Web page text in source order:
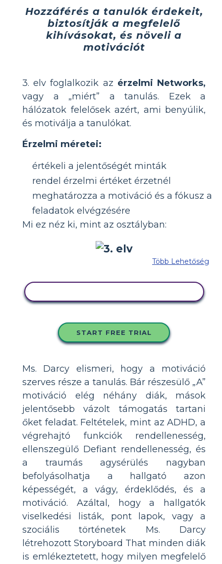
Hozzáférés a tanulók érdekeit,
biztosítják a megfelelő
kihívásokat, és növeli a
motivációt
3. elv foglalkozik az érzelmi Networks,
vagy a „miért” a tanulás. Ezek a
hálózatok felelősek azért, ami benyúlik,
és motiválja a tanulókat.
Érzelmi méretei:
értékeli a jelentőségét minták
rendel érzelmi értéket érzetnél
meghatározza a motiváció és a fókusz a
feladatok elvégzésére
Mi ez néz ki, mint az osztályban:
Több Lehetőség
START FREE TRIAL
Ms. Darcy elismeri, hogy a motiváció
szerves része a tanulás. Bár részesülő „A”
motiváció elég néhány diák, mások
jelentősebb vázolt támogatás tartani
őket feladat. Feltételek, mint az ADHD, a
végrehajtó funkciók rendellenesség,
ellenszegülő Defiant rendellenesség, és
a traumás agysérülés nagyban
befolyásolhatja a hallgató azon
képességét, a vágy, érdeklődés, és a
motiváció. Azáltal, hogy a hallgatók
viselkedési listák, pont lapok, vagy a
szociális történetek Ms. Darcy
létrehozott Storyboard That minden diák
is emlékeztetett, hogy milyen megfelelő